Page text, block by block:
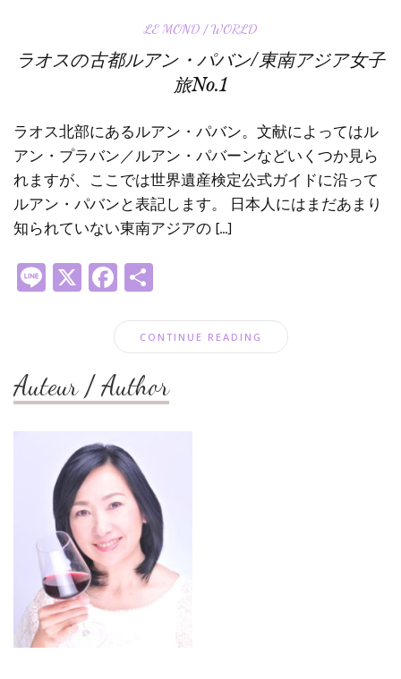
LE MOND / WORLD
ラオスの古都ルアン・パバン/東南アジア女子
旅No.1
ラオス北部にあるルアン・パバン。文献によってはル
アン・プラバン／ルアン・パバーンなどいくつか見ら
れますが、ここでは世界遺産検定公式ガイドに沿って
ルアン・パバンと表記します。 日本人にはまだあまり
知られていない東南アジアの […]
Line
X Facebook
CONTINUE READING
Auteur / Author